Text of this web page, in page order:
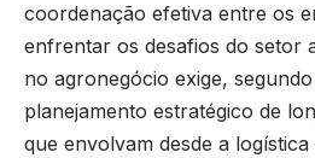
coordenação efetiva entre os
enfrentar os desafios do setor
no agronegócio exige,
planejamento estratégico de
que envolvam desde a